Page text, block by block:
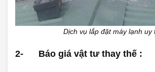
Dịch vụ lắp đặt máy lạnh uy
2- Báo giá vật tư thay thế :